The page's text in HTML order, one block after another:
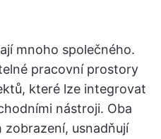
mnoho společného.
pracovní prostory
které lze integrovat
nástroji. Oba
usnadňují